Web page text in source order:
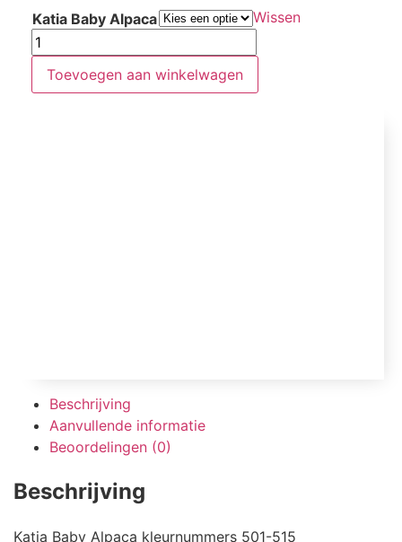
Katia Baby Alpaca Wissen
Toevoegen aan winkelwagen
Beschrijving
Aanvullende informatie
Beoordelingen (0)
Beschrijving
Katia Baby Alpaca kleurnummers 501-515